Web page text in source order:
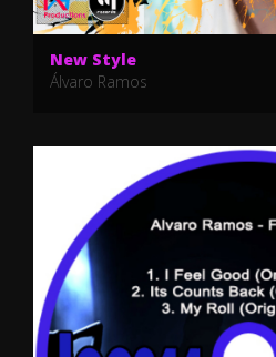
New Style
Álvaro Ramos